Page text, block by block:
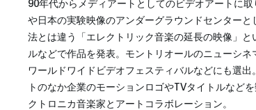
や日本の実験映像のアンダーグラウンドセンター
法とは違う「エレクトリック音楽の延長の映像」
ルなどで作品を発表。モントリオールのニューシ
ワールドワイドビデオフェスティバルなどにも選
トのなか企業のモーションロゴやTVタイトルなど
クトロニカ音楽家とアートコラボレーション。